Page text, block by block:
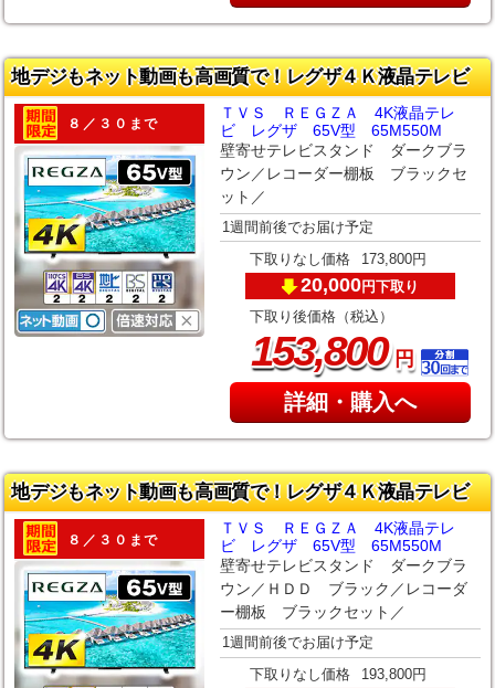
地デジもネット動画も高画質で！レグザ４Ｋ液晶テレビ
８／３０まで
ＴＶＳ ＲＥＧＺＡ 4K液晶テレ
ビ レグザ 65V型 65M550M
壁寄せテレビスタンド ダークブラ
ウン／レコーダー棚板 ブラックセ
ット／
1週間前後でお届け予定
下取りなし価格 173,800円
20,000円下取り
下取り後価格（税込）
153,800円
詳細・購入へ
地デジもネット動画も高画質で！レグザ４Ｋ液晶テレビ
８／３０まで
ＴＶＳ ＲＥＧＺＡ 4K液晶テレ
ビ レグザ 65V型 65M550M
壁寄せテレビスタンド ダークブラ
ウン／ＨＤＤ ブラック／レコーダ
ー棚板 ブラックセット／
1週間前後でお届け予定
下取りなし価格 193,800円